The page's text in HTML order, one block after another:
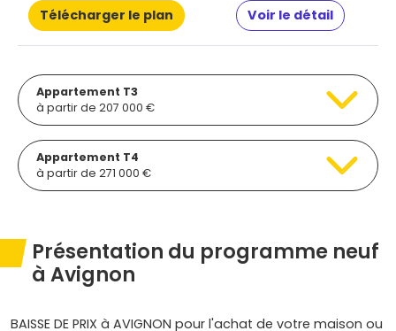
Télécharger le plan Voir le détail
Appartement T3
à partir de 207 000 €
Appartement T4
à partir de 271 000 €
Présentation du programme neuf
à Avignon
BAISSE DE PRIX à AVIGNON pour l'achat de votre maison ou